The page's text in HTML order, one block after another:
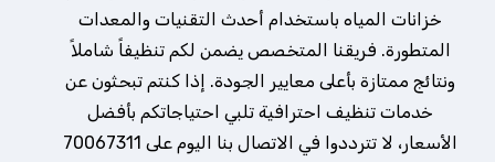
خزانات المياه باستخدام أحدث التقنيات والمعدات
المتطورة. فريقنا المتخصص يضمن لكم تنظيفاً شاملاً
ونتائج ممتازة بأعلى معايير الجودة. إذا كنتم تبحثون عن
خدمات تنظيف احترافية تلبي احتياجاتكم بأفضل
الأسعار، لا تترددوا في الاتصال بنا اليوم على 70067311